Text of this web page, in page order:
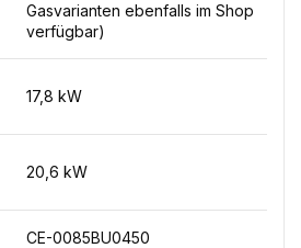
Gasvarianten ebenfalls im Shop
verfügbar)
17,8 kW
20,6 kW
CE-0085BU0450